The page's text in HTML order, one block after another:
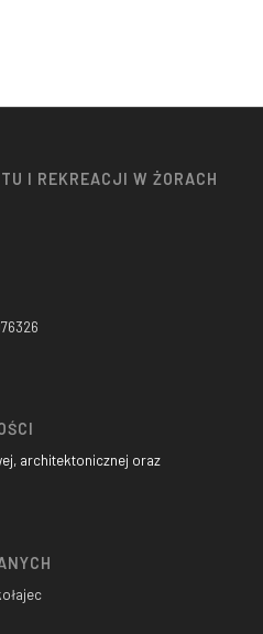
I REKREACJI W ŻORACH
architektonicznej oraz